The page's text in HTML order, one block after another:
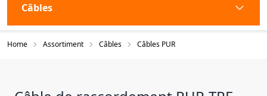
Câbles
Home Assortiment Câbles Câbles PUR